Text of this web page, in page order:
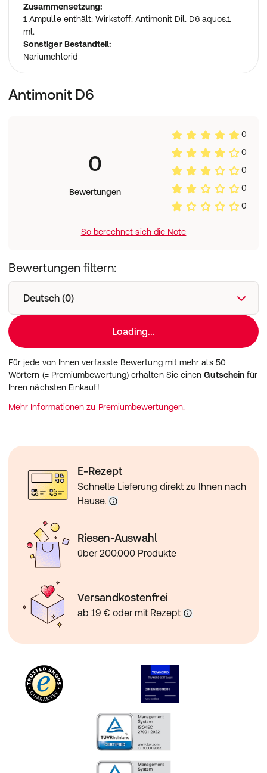
Zusammensetzung:
1 Ampulle enthält: Wirkstoff: Antimonit Dil. D6 aquos.1
ml.
Sonstiger Bestandteil:
Nariumchlorid
Antimonit D6
0
Bewertungen
0
0
0
0
0
So berechnet sich die Note
Bewertungen filtern:
Deutsch (0)
Loading...
Für jede von Ihnen verfasste Bewertung mit mehr als 50
Wörtern (= Premiumbewertung) erhalten Sie einenGutschein für
Ihren nächsten Einkauf!
Mehr Informationen zu Premiumbewertungen.
E-Rezept
Schnelle Lieferung direkt zu Ihnen nach
Hause.
Riesen-Auswahl
über 200.000 Produkte
Versandkostenfrei
ab 19 € oder mit Rezept